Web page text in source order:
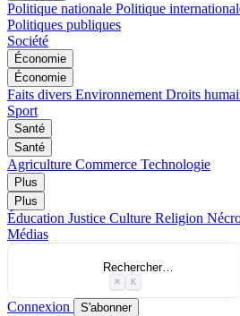
Politique nationale Politique
Politiques publiques
Société
Économie
Économie
Faits divers Environnement Droits
Sport
Santé
Santé
Agriculture Commerce Technologie
Plus
Plus
Éducation Justice Culture Religion
Médias
Rechercher…
⌘ K
Connexion S'abonner